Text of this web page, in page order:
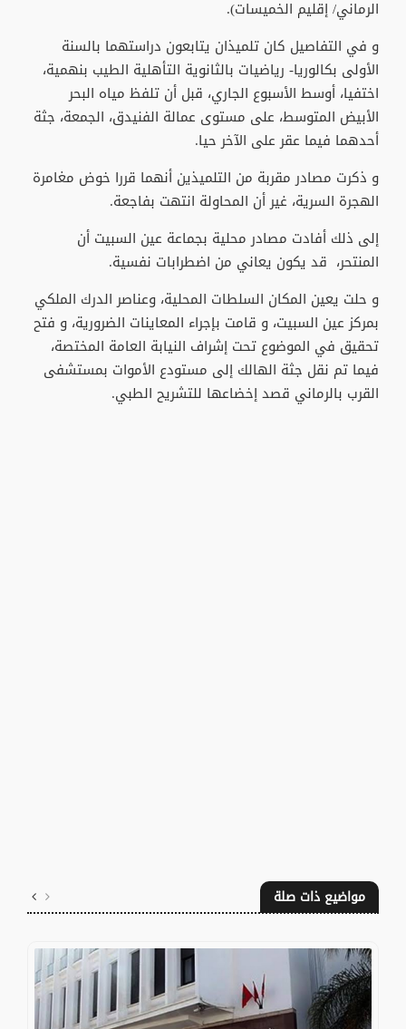
الرماني/ إقليم الخميسات).
و في التفاصيل كان تلميذان يتابعون دراستهما بالسنة
الأولى بكالوريا- رياضيات بالثانوية التأهلية الطيب بنهمية،
اختفيا، أوسط الأسبوع الجاري، قبل أن تلفظ مياه البحر
الأبيض المتوسط، على مستوى عمالة الفنيدق، الجمعة، جثة
أحدهما فيما عقر على الآخر حيا.
و ذكرت مصادر مقربة من التلميذين أنهما قررا خوض مغامرة
الهجرة السرية، غير أن المحاولة انتهت بفاجعة.
إلى ذلك أفادت مصادر محلية بجماعة عين السبيت أن
المنتحر، قد يكون يعاني من اضطرابات نفسية.
و حلت يعين المكان السلطات المحلية، وعناصر الدرك الملكي
بمركز عين السبيت، و قامت بإجراء المعاينات الضرورية، و فتح
تحقيق في الموضوع تحت إشراف النيابة العامة المختصة،
فيما تم نقل جثة الهالك إلى مستودع الأموات بمستشفى
القرب بالرماني قصد إخضاعها للتشريح الطبي.
مواضيع ذات صلة